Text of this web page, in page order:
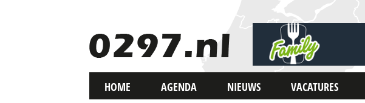
HOME AGENDA NIEUWS VACATURES